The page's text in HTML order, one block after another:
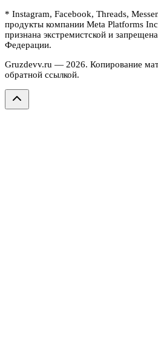
* Instagram, Facebook, Threads,
продукты компании Meta Platforms
признана экстремистской и
Федерации.
Gruzdevv.ru — 2026. Копирование
обратной ссылкой.